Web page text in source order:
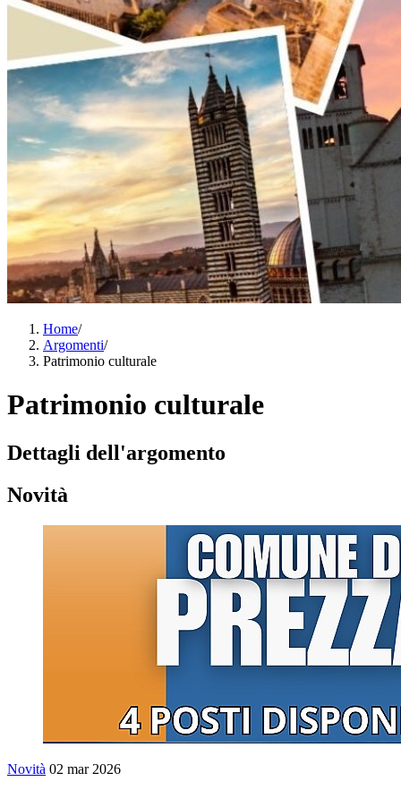
Home/
Argomenti/
Patrimonio culturale
Patrimonio culturale
Dettagli dell'argomento
Novità
Novità 02 mar 2026